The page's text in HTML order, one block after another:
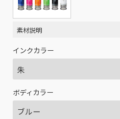
素材説明
インクカラー
ボディカラー